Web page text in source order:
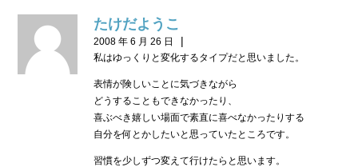
たけだようこ
2008 年 6 月 26 日 |
私はゆっくりと変化するタイプだと思いました。
表情が険しいことに気づきながら
どうすることもできなかったり、
喜ぶべき嬉しい場面で素直に喜べなかったりする
自分を何とかしたいと思っていたところです。
習慣を少しずつ変えて行けたらと思います。